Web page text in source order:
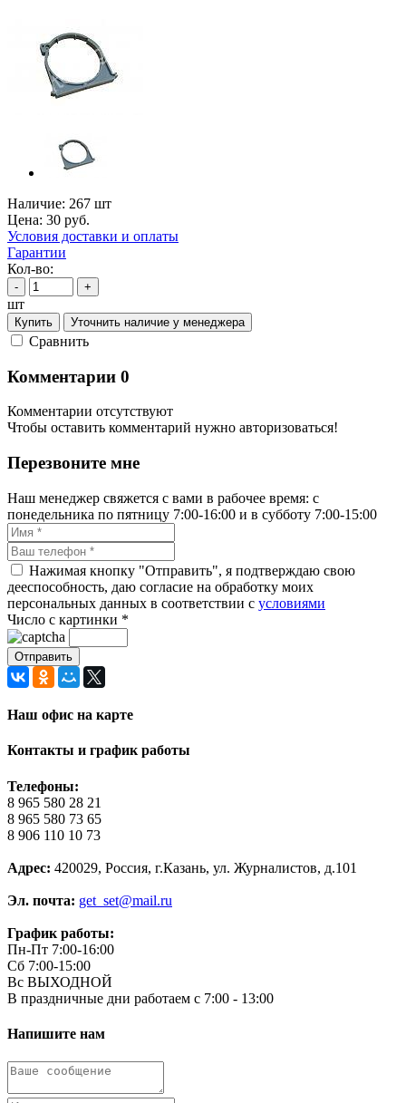
Наличие: 267 шт
Цена: 30 руб.
Условия доставки и оплаты
Гарантии
Кол-во:
- +
шт
Купить Уточнить наличие у менеджера
Cравнить
Комментарии 0
Комментарии отсутствуют
Чтобы оставить комментарий нужно авторизоваться!
Перезвоните мне
Наш менеджер свяжется с вами в рабочее время: с
понедельника по пятницу 7:00-16:00 и в субботу 7:00-15:00
Нажимая кнопку "Отправить", я подтверждаю свою
дееспособность, даю согласие на обработку моих
персональных данных в соответствии с условиями
Число с картинки *
Наш офис на карте
Контакты и график работы
Телефоны:
8 965 580 28 21
8 965 580 73 65
8 906 110 10 73
Адрес: 420029, Россия, г.Казань, ул. Журналистов, д.101
Эл. почта: get_set@mail.ru
График работы:
Пн-Пт 7:00-16:00
Сб 7:00-15:00
Вс ВЫХОДНОЙ
В праздничные дни работаем с 7:00 - 13:00
Напишите нам